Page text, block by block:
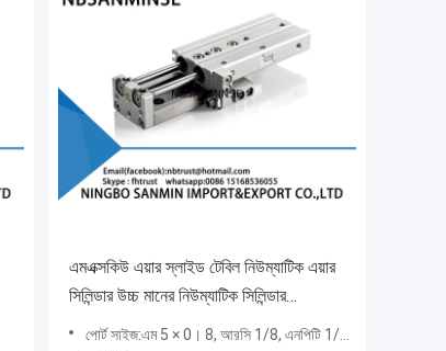
এমএক্সকিউ এয়ার স্লাইড টেবিল নিউম্যাটিক এয়ার
সিলিন্ডার উচ্চ মানের নিউম্যাটিক সিলিন্ডার
NBSANMINSE
পোর্ট সাইজ:এম 5 × 0। 8, আরসি 1/8, এনপিটি 1/8, জি 1 /8